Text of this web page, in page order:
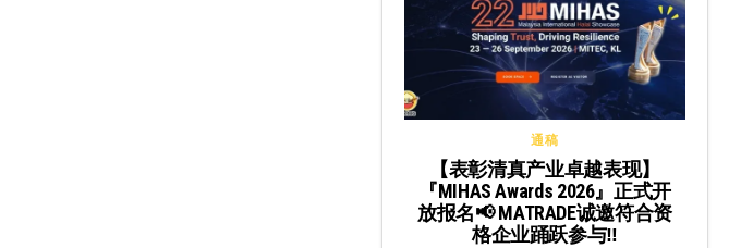
通稿
【表彰清真产业卓越表现】
『MIHAS Awards 2026』正式开
放报名📢 MATRADE诚邀符合资
格企业踊跃参与‼️